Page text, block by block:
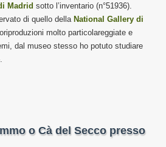
Madrid sotto l’inventario (n°51936).
di quello della National Gallery di
molto particolareggiate e
dal museo stesso ho potuto studiare
o Cà del Secco presso